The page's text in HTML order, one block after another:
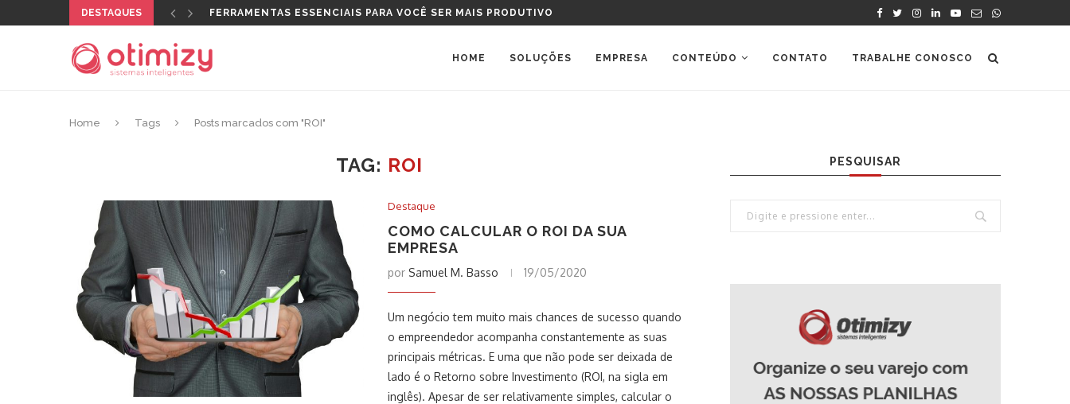
DESTAQUES FERRAMENTAS ESSENCIAIS PARA VOCÊ SER MAIS PRODUTIVO
HOME SOLUÇÕES EMPRESA CONTEÚDO CONTATO TRABALHE CONOSCO
Home Tags Posts marcados com "ROI"
TAG: ROI
Destaque
COMO CALCULAR O ROI DA SUA
EMPRESA
por Samuel M. Basso 19/05/2020
Um negócio tem muito mais chances de sucesso quando
o empreendedor acompanha constantemente as suas
principais métricas. E uma que não pode ser deixada de
lado é o Retorno sobre Investimento (ROI, na sigla em
inglês). Apesar de ser relativamente simples, calcular o
PESQUISAR